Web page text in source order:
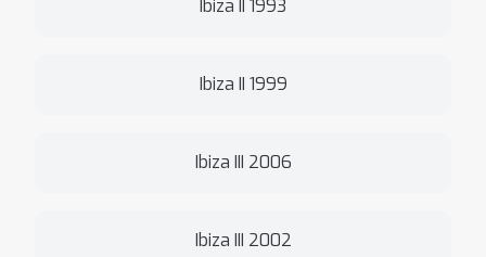
Ibiza II 1993
Ibiza II 1999
Ibiza III 2006
Ibiza III 2002